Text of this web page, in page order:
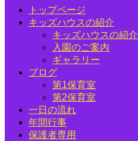
トップページ
キッズハウスの紹介
キッズハウスの紹介
入園のご案内
ギャラリー
ブログ
第1保育室
第2保育室
一日の流れ
年間行事
保護者専用